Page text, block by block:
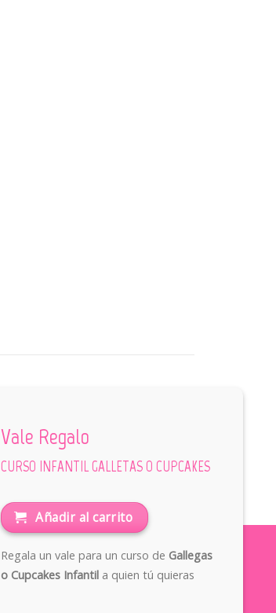
Vale Regalo
CURSO INFANTIL GALLETAS O CUPCAKES
Añadir al carrito
Regala un vale para un curso de Gallegas
o Cupcakes Infantil a quien tú quieras